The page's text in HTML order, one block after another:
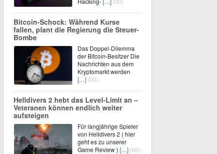
Bitcoin-Schock: Während Kurse
fallen, plant die Regierung die Steuer-
Bombe
Das Doppel-Dilemma
der Bitcoin-Besitzer Die
Nachrichten aus dem
Kryptomarkt werden
[…] (00)
Helldivers 2 hebt das Level-Limit an –
Veteranen können endlich weiter
aufsteigen
Für langjährige Spieler
von Helldivers 2 ( hier
geht es zu unserer
Game Review ) […] (00)